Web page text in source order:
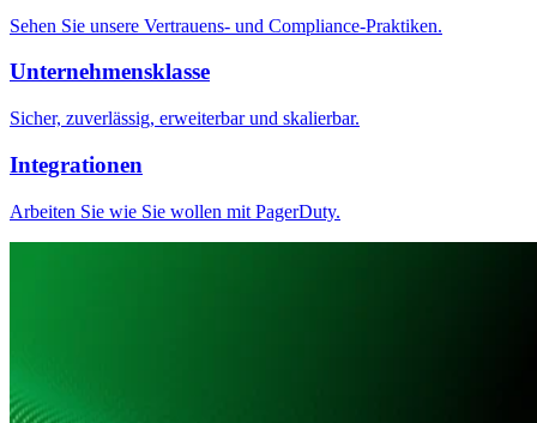
Sehen Sie unsere Vertrauens- und Compliance-Praktiken.
Unternehmensklasse
Sicher, zuverlässig, erweiterbar und skalierbar.
Integrationen
Arbeiten Sie wie Sie wollen mit PagerDuty.